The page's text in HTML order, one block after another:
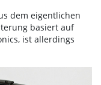
dem eigentlichen
basiert auf
ist allerdings